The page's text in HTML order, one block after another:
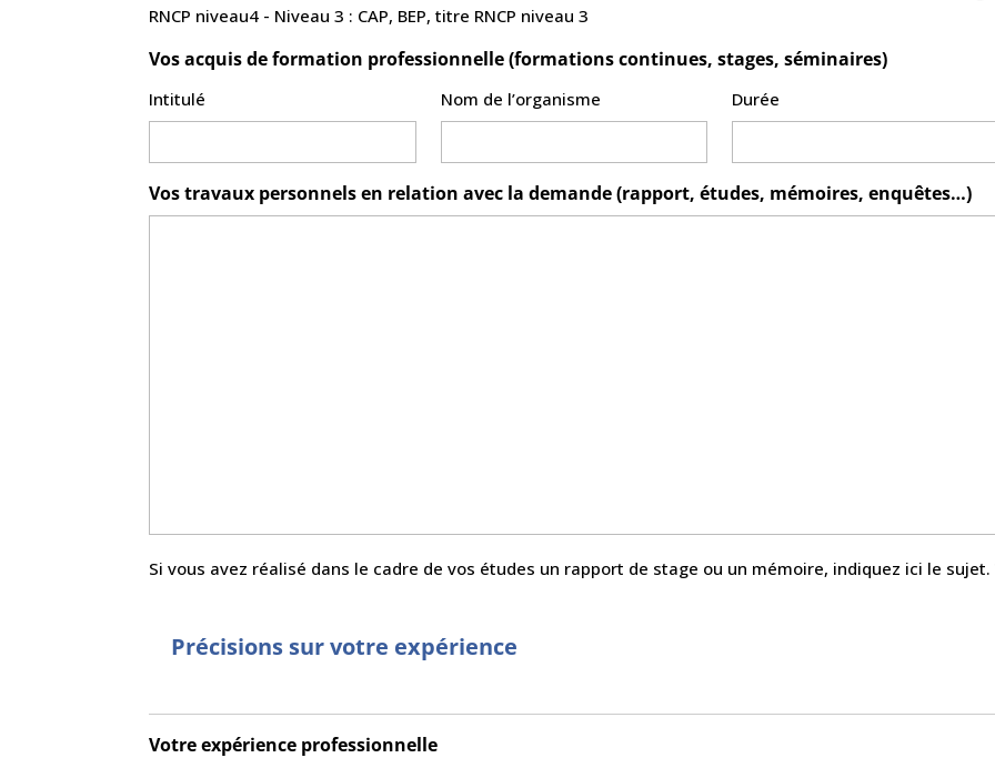
RNCP niveau4 - Niveau 3 : CAP, BEP, titre RNCP niveau 3
Vos acquis de formation professionnelle (formations continues, stages, séminaires)
Intitulé Nom de l’organisme Durée
Vos travaux personnels en relation avec la demande (rapport, études, mémoires, enquêtes…)
Si vous avez réalisé dans le cadre de vos études un rapport de stage ou un mémoire, indiquez ici le
Précisions sur votre expérience
Votre expérience professionnelle